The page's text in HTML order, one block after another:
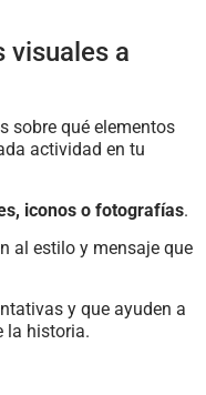
visuales a
sobre qué elementos
actividad en tu
iconos o fotografías.
al estilo y mensaje que
y que ayuden a
la historia.